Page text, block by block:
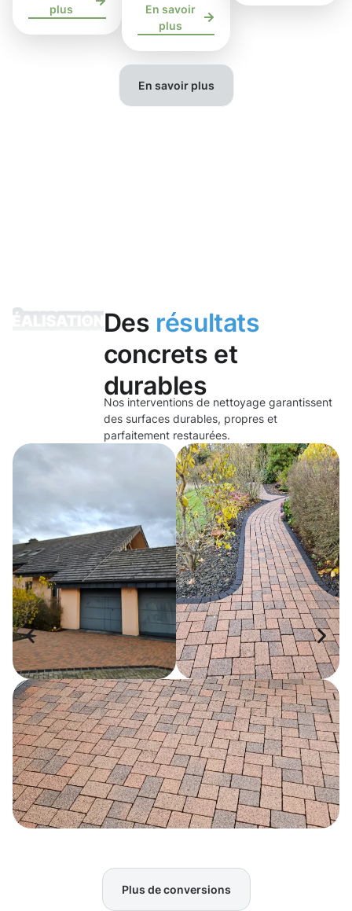
plus
En savoir
plus
En savoir plus
Des résultats
concrets et
durables
Nos interventions de nettoyage garantissent
des surfaces durables, propres et
parfaitement restaurées.
Plus de conversions